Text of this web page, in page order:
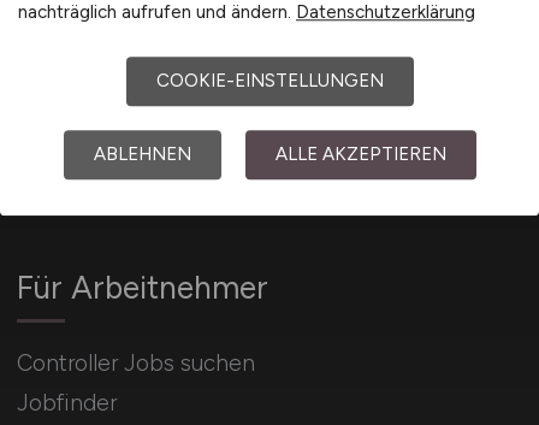
Für Arbeitnehmer
Controller Jobs suchen
Jobfinder
nachträglich aufrufen und ändern. Datenschutzerklärung
COOKIE-EINSTELLUNGEN
ABLEHNEN ALLE AKZEPTIEREN